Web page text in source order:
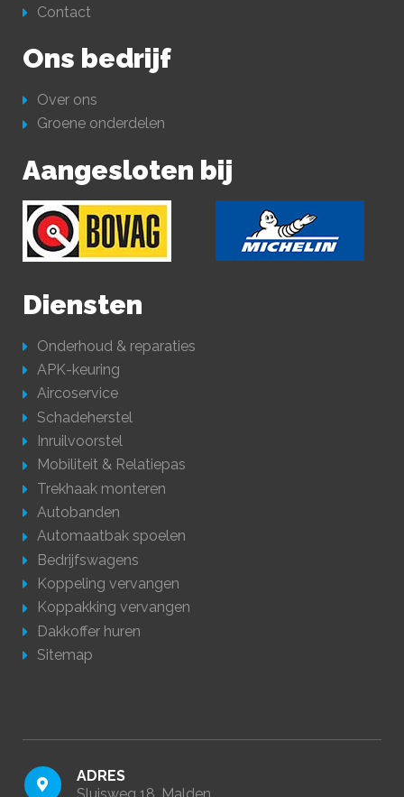
Contact
Ons bedrijf
Over ons
Groene onderdelen
Aangesloten bij
Diensten
Onderhoud & reparaties
APK-keuring
Aircoservice
Schadeherstel
Inruilvoorstel
Mobiliteit & Relatiepas
Trekhaak monteren
Autobanden
Automaatbak spoelen
Bedrijfswagens
Koppeling vervangen
Koppakking vervangen
Dakkoffer huren
Sitemap
ADRES